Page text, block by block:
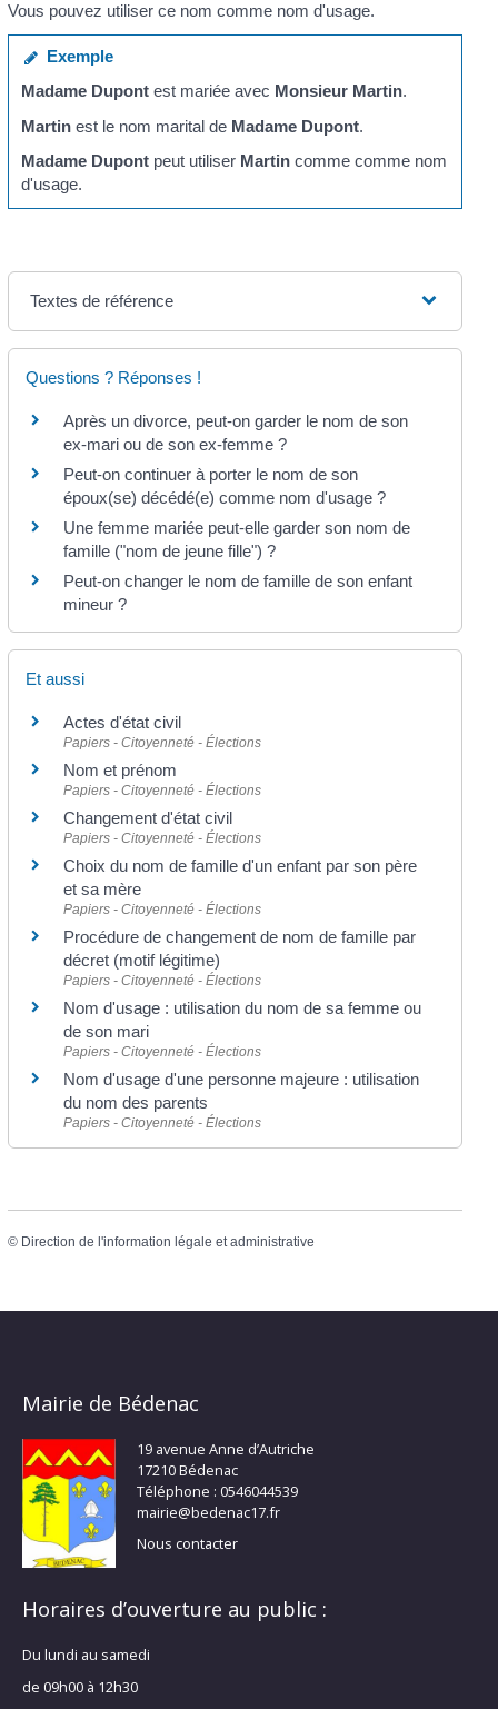
Vous pouvez utiliser ce nom comme nom d'usage.
Exemple
Madame Dupont est mariée avec Monsieur Martin.
Martin est le nom marital de Madame Dupont.
Madame Dupont peut utiliser Martin comme comme nom
d'usage.
Textes de référence
Questions ? Réponses !
Après un divorce, peut-on garder le nom de son
ex-mari ou de son ex-femme ?
Peut-on continuer à porter le nom de son
époux(se) décédé(e) comme nom d'usage ?
Une femme mariée peut-elle garder son nom de
famille ("nom de jeune fille") ?
Peut-on changer le nom de famille de son enfant
mineur ?
Et aussi
Actes d'état civil
Papiers - Citoyenneté - Élections
Nom et prénom
Papiers - Citoyenneté - Élections
Changement d'état civil
Papiers - Citoyenneté - Élections
Choix du nom de famille d'un enfant par son père
et sa mère
Papiers - Citoyenneté - Élections
Procédure de changement de nom de famille par
décret (motif légitime)
Papiers - Citoyenneté - Élections
Nom d'usage : utilisation du nom de sa femme ou
de son mari
Papiers - Citoyenneté - Élections
Nom d'usage d'une personne majeure : utilisation
du nom des parents
Papiers - Citoyenneté - Élections
© Direction de l'information légale et administrative
Mairie de Bédenac
19 avenue Anne d’Autriche
17210 Bédenac
Téléphone : 0546044539
mairie@bedenac17.fr
Nous contacter
Horaires d’ouverture au public :
Du lundi au samedi
de 09h00 à 12h30